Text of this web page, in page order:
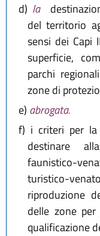
d) la
del territorio
sensi dei Capi
superficie,
parchi
zone di
e) abrogata.
f) i criteri per
destinare
faunistico-
turistico-
riproduzione
delle zone
qualificazione